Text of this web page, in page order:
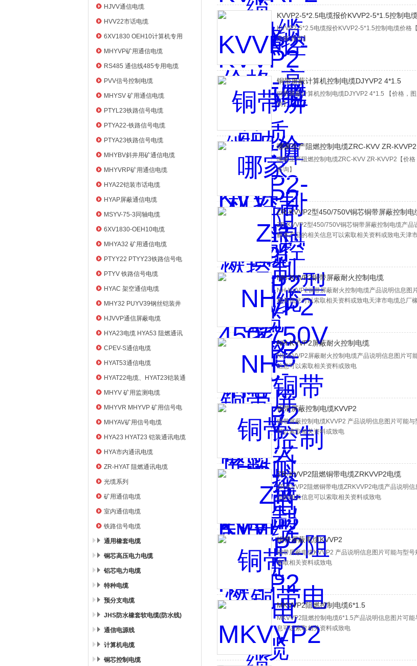
HYVP_HYYP
HJVV通信电缆
HVV22市话电缆
6XV1830 OEH10计算机专用
电缆
MHYVP矿用通信电缆
RS485 通信线485专用电缆
PVV信号控制电缆
MHYSV 矿用通信电缆
PTYL23铁路信号电缆
PTYA22-铁路信号电缆
PTYA23铁路信号电缆
MHYBV斜井用矿通信电缆
MHYVRP矿用通信电缆
HYA22铠装市话电缆
HYAP屏蔽通信电缆
MSYV-75-3同轴电缆
6XV1830-OEH10电缆
MHYA32 矿用通信电缆
PTYY22 PTYY23铁路信号电
缆
PTYV 铁路信号电缆
HYAC 架空通信电缆
MHY32 PUYV39钢丝铠装井
筒信号电缆
HJVVP通信屏蔽电缆
HYA23电缆 HYA53 阻燃通讯
电缆
CPEV-S通信电缆
HYAT53通信电缆
HYAT22电缆、HYAT23铠装通
信电缆
MHYV 矿用监测电缆
MHYVR MHYVP 矿用信号电
缆
MHYAV矿用信号电缆
HYA23 HYAT23 铠装通讯电缆
HYA市内通讯电缆
ZR-HYAT 阻燃通讯电缆
光缆系列
矿用通信电缆
室内通信电缆
铁路信号电缆
通用橡套电缆
铜芯高压电力电缆
铝芯电力电缆
特种电缆
预分支电缆
JHS防水橡套软电缆(防水线)
通信电源线
计算机电缆
铜芯控制电缆
KVVP2-5*2.5电缆报价KVVP2-5*1.5控制电
KVVP2-5*2.5电缆报价KVVP2-5*1.5控制电缆价格
为准,咨询】
铜带屏蔽计算机控制电缆DJYVP2 4*1.5
铜带屏蔽计算机控制电缆DJYVP2 4*1.5 【价格，
询】
哪家生产阻燃控制电缆ZRC-KVV ZR-KVVP2
哪家生产阻燃控制电缆ZRC-KVV ZR-KVVP2【价
咨询】
ZR-KVVP2型450/750V铜芯铜带屏蔽控制电
ZR-KVVP2型450/750V铜芯铜带屏蔽控制电缆产
解本产品的相关信息可以索取相关资料或致电天津
NH-KVVP2铜带屏蔽耐火控制电缆
NH-KVVP2铜带屏蔽耐火控制电缆产品说明信息图
相关信息可以索取相关资料或致电天津市电缆总厂
NH-KVVP2屏蔽耐火控制电缆
NH-KVVP2屏蔽耐火控制电缆产品说明信息图片可
信息可以索取相关资料或致电
铜带屏蔽控制电缆KVVP2
铜带屏蔽控制电缆KVVP2 产品说明信息图片可能
可以索取相关资料或致电
ZR-KVVP2阻燃铜带电缆ZRKVVP2电缆
ZR-KVVP2阻燃铜带电缆ZRKVVP2电缆产品说明
品的相关信息可以索取相关资料或致电
铜带屏蔽电缆KVVP2
铜带屏蔽电缆KVVP2 产品说明信息图片可能与型
索取相关资料或致电
MKVVP2阻燃控制电缆6*1.5
MKVVP2阻燃控制电缆6*1.5产品说明信息图片可
息可以索取相关资料或致电